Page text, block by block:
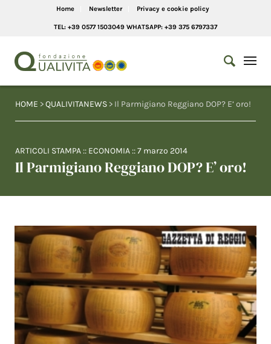
Home Newsletter Privacy e cookie policy
TEL: +39 0577 1503049 WHATSAPP: +39 375 6797337
HOME >QUALIVITANEWS > Il Parmigiano Reggiano DOP? E’ oro!
ARTICOLI STAMPA :: ECONOMIA ::7 marzo 2014
Il Parmigiano Reggiano DOP? E’ oro!